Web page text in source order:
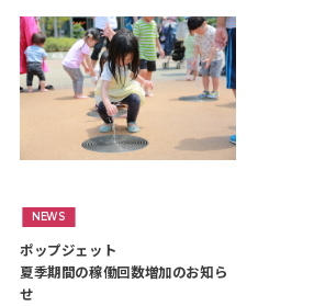
NEWS
ポップジェット
夏季期間の稼働回数増加のお知ら
せ